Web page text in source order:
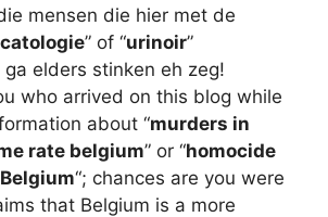
mensen die hier met de
” of “urinoir”
elders stinken eh zeg!
who arrived on this blog while
about “murders in
rate belgium” or “homocide
“; chances are you were
that Belgium is a more